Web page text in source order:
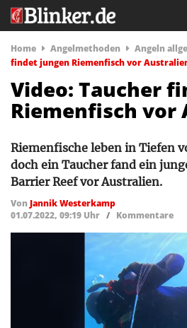
Home Angelmethoden Angeln
findet jungen Riemenfisch vor
Video: Taucher
Riemenfisch vor
Riemenfische leben in Tiefen
doch ein Taucher fand ein
Barrier Reef vor Australien.
Von Jannik Westerkamp
01.07.2022, 09:19 Uhr / Kommentare